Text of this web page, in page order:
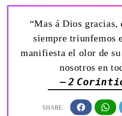
“Mas á Dios gracias,
siempre triunfemos
manifiesta el olor de
nosotros en
— 2